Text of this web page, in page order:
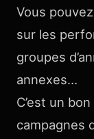
Vous
sur les
groupes
annexes…
C’est un
campagnes